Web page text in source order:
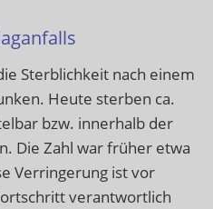
Sterblichkeit nach einem
Heute sterben ca.
bzw. innerhalb der
Die Zahl war früher etwa
Verringerung ist vor
verantwortlich